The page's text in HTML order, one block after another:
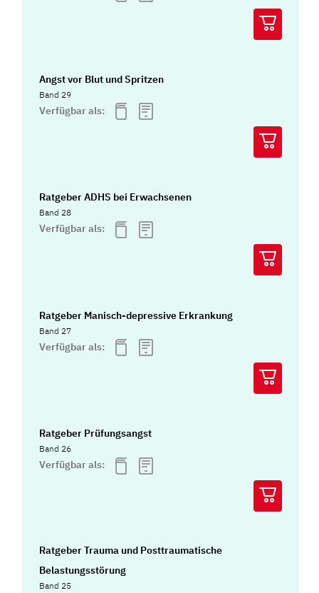
Angst vor Blut und Spritzen
Band 29
Verfügbar als:
Ratgeber ADHS bei Erwachsenen
Band 28
Verfügbar als:
Ratgeber Manisch-depressive Erkrankung
Band 27
Verfügbar als:
Ratgeber Prüfungsangst
Band 26
Verfügbar als:
Ratgeber Trauma und Posttraumatische
Belastungsstörung
Band 25